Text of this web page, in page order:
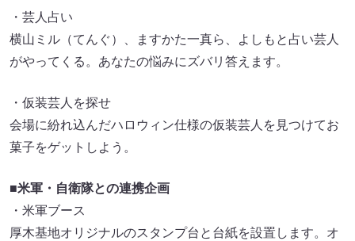
・芸人占い
横山ミル（てんぐ）、ますかた一真ら、よしもと占い芸人
がやってくる。あなたの悩みにズバリ答えます。
・仮装芸人を探せ
会場に紛れ込んだハロウィン仕様の仮装芸人を見つけてお
菓子をゲットしよう。
■米軍・自衛隊との連携企画
・米軍ブース
厚木基地オリジナルのスタンプ台と台紙を設置します。オ